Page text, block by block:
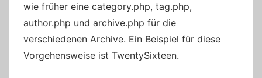
wie früher eine category.php, tag.php,
author.php und archive.php für die
verschiedenen Archive. Ein Beispiel für diese
Vorgehensweise ist TwentySixteen.